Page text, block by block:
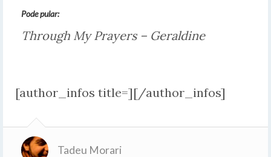
Pode pular:
Through My Prayers – Geraldine
[author_infos title=][/author_infos]
Tadeu Morari